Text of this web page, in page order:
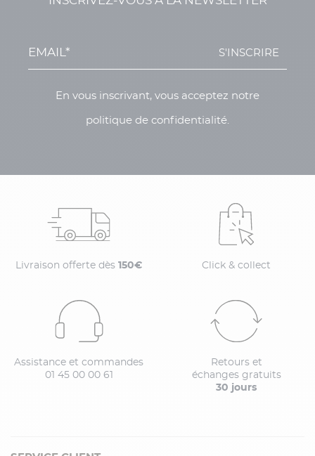
S'INSCRIRE
En vous inscrivant, vous acceptez notre
politique de confidentialité.
Livraison offerte dès 150€ Click & collect
Assistance et commandes
01 45 00 00 61
Retours et
échanges gratuits
30 jours